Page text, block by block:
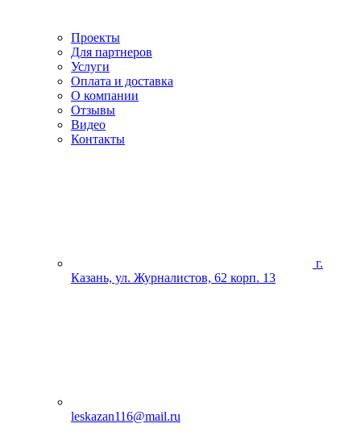
Проекты
Для партнеров
Услуги
Оплата и доставка
О компании
Отзывы
Видео
Контакты
г.
Казань, ул. Журналистов, 62 корп. 13
leskazan116@mail.ru